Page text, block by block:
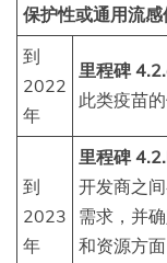
保护性或通用流感
到
2022
年
里程碑
此类疫苗
到
2023
年
里程碑
开发商之
需求，并
和资源方